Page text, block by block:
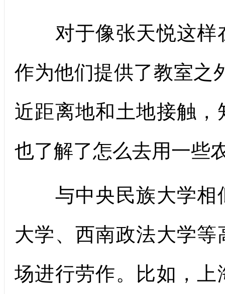
对于像张天悦这样
作为他们提供了教室之
近距离地和土地接触
也了解了怎么去用一些
与中央民族大学相
大学、西南政法大学
场进行劳作。比如，